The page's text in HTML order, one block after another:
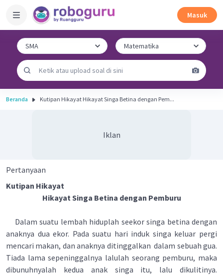
Masuk
Beranda Kutipan Hikayat Hikayat Singa Betina dengan Pem...
Iklan
Pertanyaan
Kutipan Hikayat
Hikayat Singa Betina dengan Pemburu
Dalam suatu lembah hiduplah seekor singa betina dengan
anaknya dua ekor. Pada suatu hari induk singa keluar pergi
mencari makan, dan anaknya ditinggalkan dalam sebuah gua.
Tiada lama sepeninggalnya lalulah seorang pemburu, maka
dibunuhnyalah kedua anak singa itu, lalu dikulitinya.